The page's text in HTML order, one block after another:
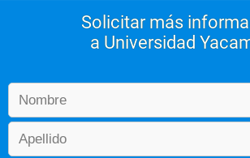
Solicitar más
a Universidad